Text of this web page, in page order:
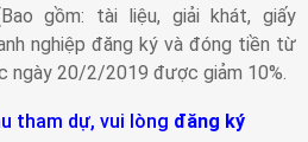
gồm: tài liệu, giải khát, giấy
nghiệp đăng ký và đóng tiền từ
ngày 20/2/2019 được giảm 10%.
tham dự, vui lòng đăng ký